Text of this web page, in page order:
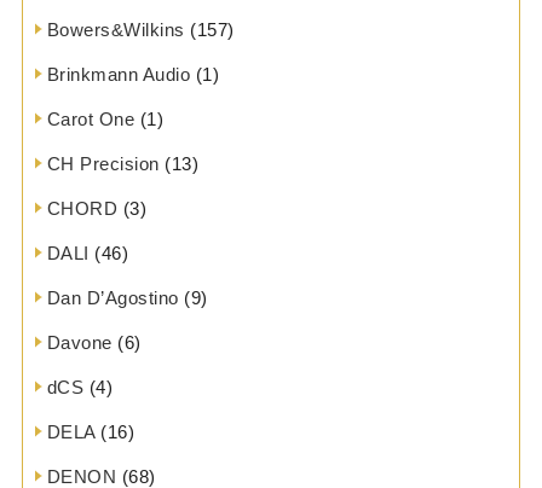
Bowers&Wilkins (157)
Brinkmann Audio (1)
Carot One (1)
CH Precision (13)
CHORD (3)
DALI (46)
Dan D’Agostino (9)
Davone (6)
dCS (4)
DELA(16)
DENON (68)